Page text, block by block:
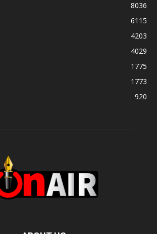
8036
6115
4203
4029
1775
1773
920